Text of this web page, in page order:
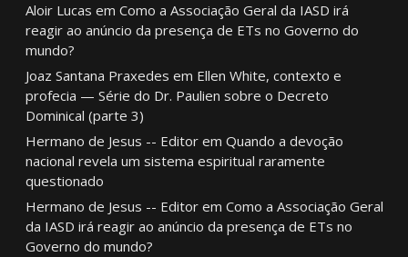
Aloir Lucas em Como a Associação Geral da IASD irá
reagir ao anúncio da presença de ETs no Governo do
mundo?
Joaz Santana Praxedes em Ellen White, contexto e
profecia — Série do Dr. Paulien sobre o Decreto
Dominical (parte 3)
Hermano de Jesus -- Editorem Quando a devoção
nacional revela um sistema espiritual raramente
questionado
Hermano de Jesus -- Editorem Como a Associação Geral
da IASD irá reagir ao anúncio da presença de ETs no
Governo do mundo?